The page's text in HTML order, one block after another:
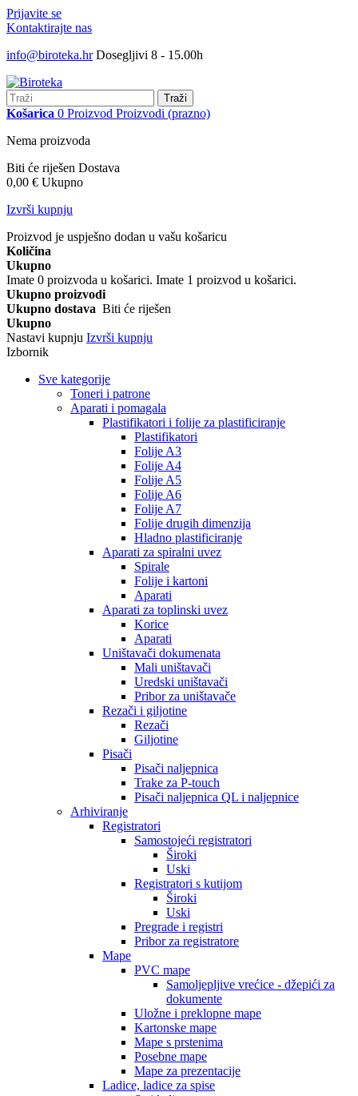
Prijavite se
Kontaktirajte nas
info@biroteka.hr Dosegljivi 8 - 15.00h
Traži
Košarica 0 Proizvod Proizvodi (prazno)
Nema proizvoda
Biti će riješen Dostava
0,00 € Ukupno
Izvrši kupnju
Proizvod je uspješno dodan u vašu košaricu
Količina
Ukupno
Imate 0 proizvoda u košarici. Imate 1 proizvod u košarici.
Ukupno proizvodi
Ukupno dostava Biti će riješen
Ukupno
Nastavi kupnju Izvrši kupnju
Izbornik
Sve kategorije
Toneri i patrone
Aparati i pomagala
Plastifikatori i folije za plastificiranje
Plastifikatori
Folije A3
Folije A4
Folije A5
Folije A6
Folije A7
Folije drugih dimenzija
Hladno plastificiranje
Aparati za spiralni uvez
Spirale
Folije i kartoni
Aparati
Aparati za toplinski uvez
Korice
Aparati
Uništavači dokumenata
Mali uništavači
Uredski uništavači
Pribor za uništavače
Rezači i giljotine
Rezači
Giljotine
Pisači
Pisači naljepnica
Trake za P-touch
Pisači naljepnica QL i naljepnice
Arhiviranje
Registratori
Samostojeći registratori
Široki
Uski
Registratori s kutijom
Široki
Uski
Pregrade i registri
Pribor za registratore
Mape
PVC mape
Samoljepljive vrećice - džepići za
dokumente
Uložne i preklopne mape
Kartonske mape
Mape s prstenima
Posebne mape
Mape za prezentacije
Ladice, ladice za spise